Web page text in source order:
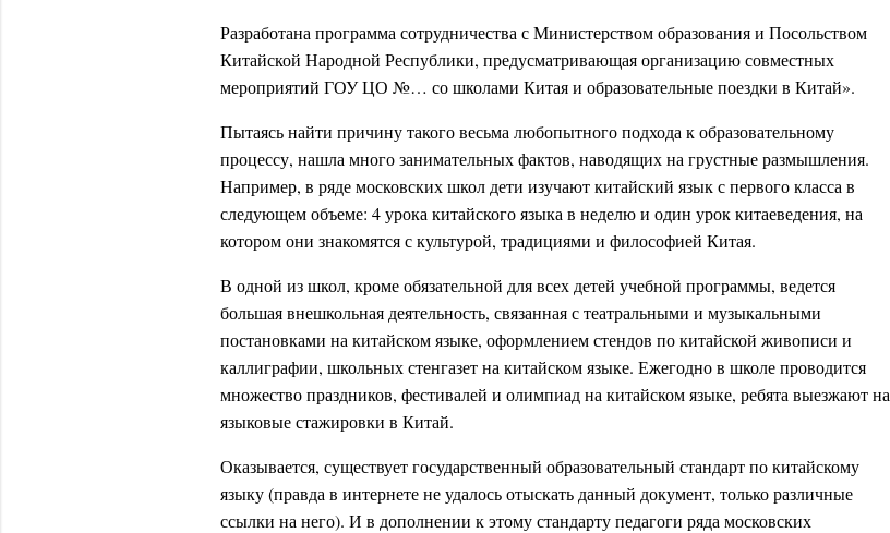
Разработана программа сотрудничества с Министерством образования и Посольством
Китайской Народной Республики, предусматривающая организацию совместных
мероприятий ГОУ ЦО №… со школами Китая и образовательные поездки в Китай».
Пытаясь найти причину такого весьма любопытного подхода к образовательному
процессу, нашла много занимательных фактов, наводящих на грустные размышления.
Например, в ряде московских школ дети изучают китайский язык с первого класса в
следующем объеме: 4 урока китайского языка в неделю и один урок китаеведения, на
котором они знакомятся с культурой, традициями и философией Китая.
В одной из школ, кроме обязательной для всех детей учебной программы, ведется
большая внешкольная деятельность, связанная с театральными и музыкальными
постановками на китайском языке, оформлением стендов по китайской живописи и
каллиграфии, школьных стенгазет на китайском языке. Ежегодно в школе проводится
множество праздников, фестивалей и олимпиад на китайском языке, ребята выезжают на
языковые стажировки в Китай.
Оказывается, существует государственный образовательный стандарт по китайскому
языку (правда в интернете не удалось отыскать данный документ, только различные
ссылки на него). И в дополнении к этому стандарту педагоги ряда московских